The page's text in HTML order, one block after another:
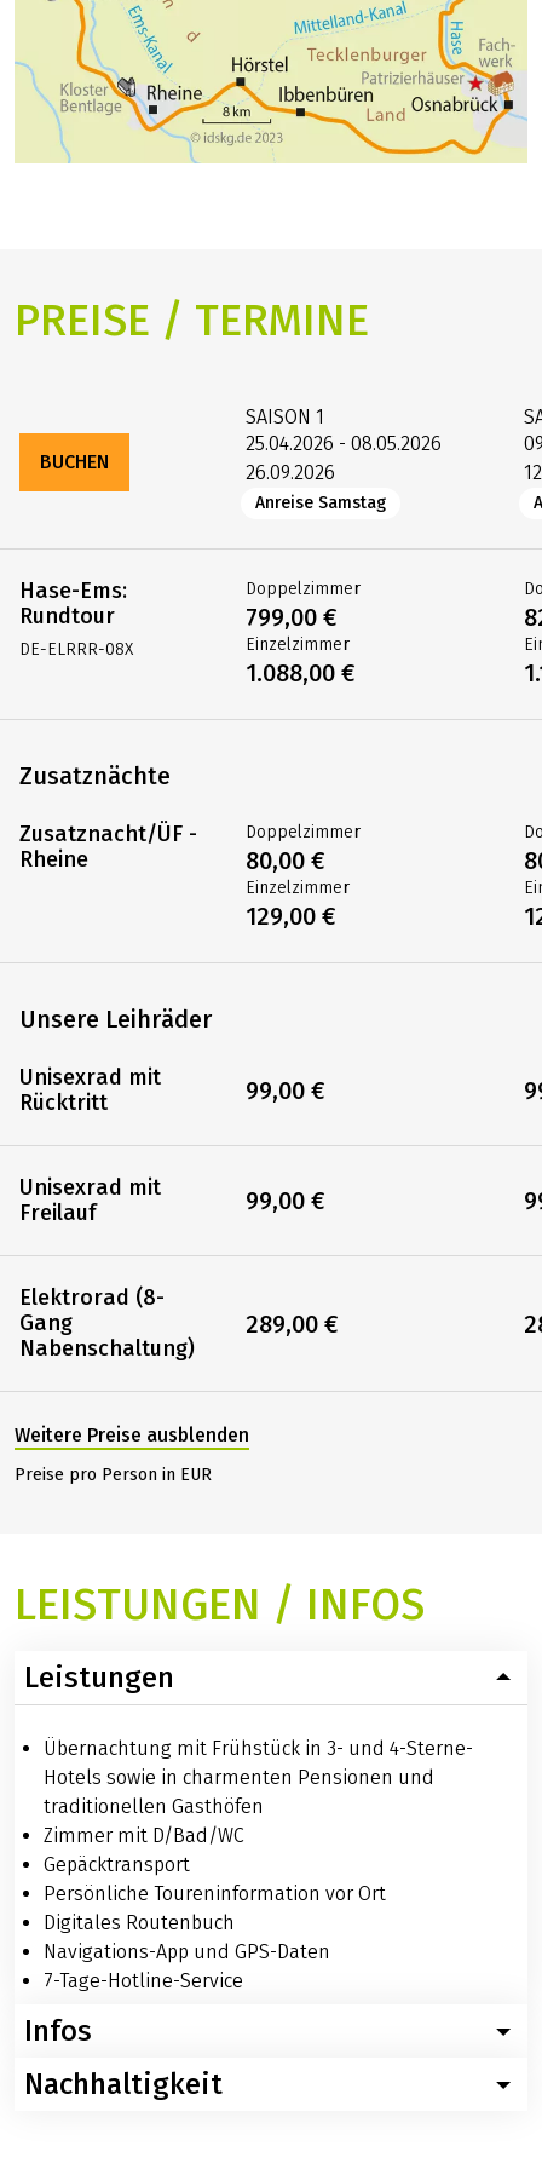
PREISE / TERMINE
BUCHEN
Hase-Ems:
Rundtour
DE-ELRRR-08X
Zusatznächte
Zusatznacht/ÜF -
Rheine
Unsere Leihräder
Unisexrad mit
Rücktritt
Unisexrad mit
Freilauf
Elektrorad (8-
Gang
Nabenschaltung)
SAISON 1
25.04.2026 - 08.05.2026
26.09.2026
Anreise Samstag
Doppelzimmer
799,00 €
Einzelzimmer
1.088,00 €
Doppelzimmer
80,00 €
Einzelzimmer
129,00 €
99,00 €
99,00 €
289,00 €
Weitere Preise ausblenden
Preise pro Person in EUR
LEISTUNGEN / INFOS
Leistungen
Übernachtung mit Frühstück in 3- und 4-Sterne-
Hotels sowie in charmenten Pensionen und
traditionellen Gasthöfen
Zimmer mit D/Bad/WC
Gepäcktransport
Persönliche Toureninformation vor Ort
Digitales Routenbuch
Navigations-App und GPS-Daten
7-Tage-Hotline-Service
Infos
Wissenswertes zu Ihrer Reise: Hase-Ems: Rundtour
Nachhaltigkeit